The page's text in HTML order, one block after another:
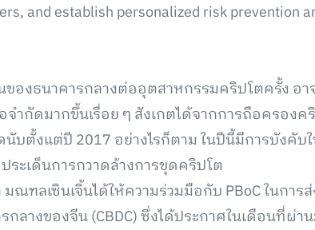
and establish personalized risk prevention
ของธนาคารกลางต่ออุตสาหกรรมคริปโตครั้ง อา
ำกัดมากขึ้นเรื่อย ๆ สังเกตได้จากการถือครองค
บตั้งแต่ปี 2017 อย่างไรก็ตาม ในปีนี้มีการบังคับ
ะเด็นการกวาดล้างการขุดคริปโต
ฑลเซินเจิ้นได้ให้ความร่วมมือกับ PBoC ในการส่
กลางของจีน (CBDC) ซึ่งได้ประกาศในเดือนที่ผ่า